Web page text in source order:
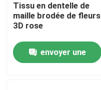
Maison
Tissu en dentelle de
maille brodée de fleurs
3D rose
envoyer une